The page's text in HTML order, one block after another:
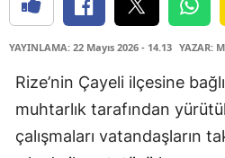
YAYINLAMA: 22 Mayıs 2026 - 14.13 YAZAR:
Rize’nin Çayeli ilçesine
muhtarlık tarafından
çalışmaları vatandaşların